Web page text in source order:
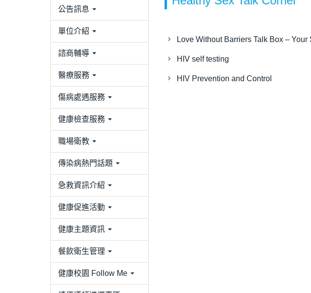
公告訊息
單位介紹
諮商輔導
醫療服務
傷病處遇服務
健康檢查服務
職場衛教
傳染病熱門話題
急救資訊介紹
健康促進活動
健康主題資訊
餐飲衛生管理
健康校園 Follow Me
Love Without Barriers Talk Box –
HIV self testing
HIV Prevention and Control